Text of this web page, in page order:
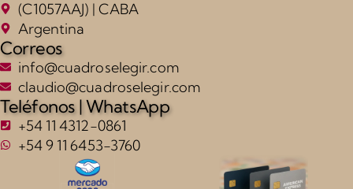
(C1057AAJ) | CABA
Argentina
Correos
info@cuadroselegir.com
claudio@cuadroselegir.com
Teléfonos | WhatsApp
+54 11 4312-0861
+54 9 11 6453-3760